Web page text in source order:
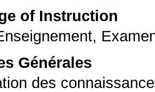
of Instruction
Générales
des